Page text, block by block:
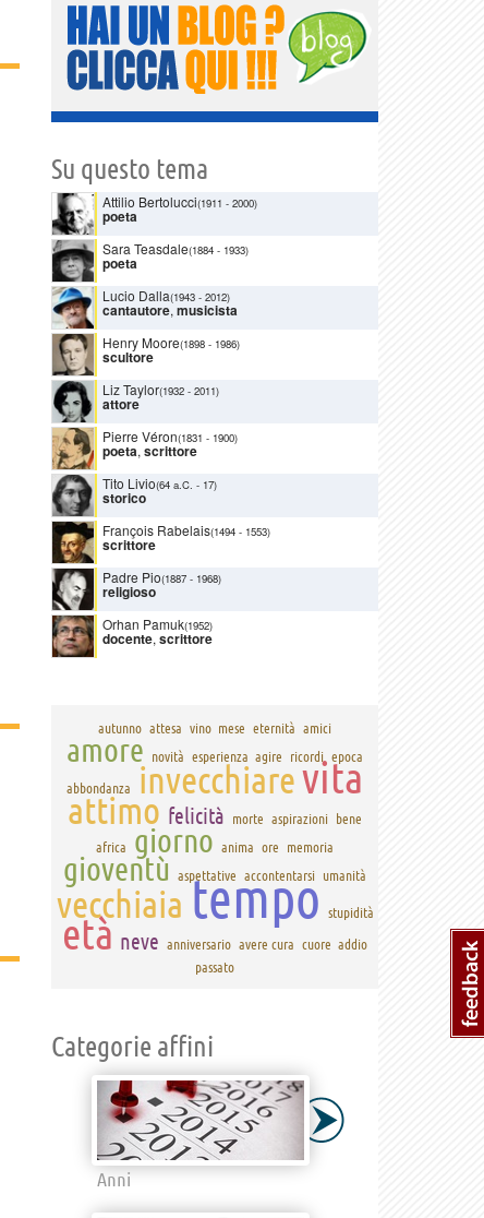
Su questo tema
Attilio Bertolucci(1911 - 2000)
poeta
Sara Teasdale(1884 - 1933)
poeta
Lucio Dalla(1943 - 2012)
cantautore,musicista
Henry Moore(1898 - 1986)
scultore
Liz Taylor(1932 - 2011)
attore
Pierre Véron(1831 - 1900)
poeta, scrittore
Tito Livio(64 a.C. - 17)
storico
François Rabelais(1494 - 1553)
scrittore
Padre Pio(1887 - 1968)
religioso
Orhan Pamuk(1952)
docente, scrittore
autunno attesa vino mese eternità amici
amore novità esperienza agire ricordi epoca
abbondanza invecchiarevita
attimo felicità morte aspirazioni bene
africa
giorno anima ore memoria
gioventù aspettative accontentarsi umanità
vecchiaia tempo stupidità
età neve anniversario avere cura cuore addio
passato
Categorie affini
Anni